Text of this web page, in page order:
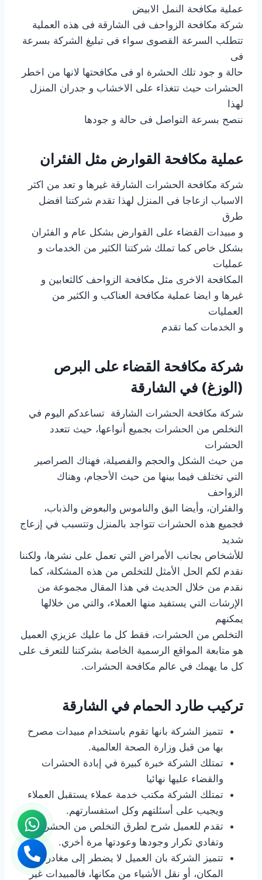
عملية مكافحة النمل الابيض
شركة مكافحة الزواحف فى الشارقة فى هذه العملية
تتطلب السرعة القصوى سواء فى تبليغ الشركة بسرعة
فى
حالة و جود تلك الحشرة او فى مكافحتها لانها من اخطر
الحشرات حيث تتغذاء على الاخشاب و جدران المنزل
لهذا
ننصح بسرعة التواصل فى حالة و جودها
عملية مكافحة القوارض مثل الفئران
شركة مكافحة الحشرات الشارقة غيرها و تعد من اكثر
الاسباب ازعاجا فى المنزل لهذا تقدم شركتنا افضل
طرق
و مبيدات القضاء على القوارض بشكل عام و الفئران
بشكل خاص كما تملك شركتنا الكثير من الخدمات و
عمليات
المكافحة الاخرى مثل مكافحة الزواحف كالثعابين و
غيرها و ايضا عملية مكافحة العناكب و الكثير من
العمليات
و الخدمات كما تقدم
شركة مكافحة القضاء على البرص
(الوزغ) في الشارقة
شركة مكافحة الحشرات الشارقة تساعدكم اليوم في
التخلص من الحشرات بجميع أنواعها، حيث تتعدد
الحشرات
من حيث الشكل والحجم والفصيلة، فهناك الصراصير
التي تختلف فيما بينها من حيث الأحجام، وهناك
الزواحف
والفئران، وأيضا البق والناموس والبعوض والذباب،
فجميع هذه الحشرات تتواجد بالمنزل وتتسبب في إزعاج
شديد
للأشخاص بجانب الأمراض التي تعمل على نشرها، ولكننا
نقدم لكم الحل الأمثل للتخلص من هذه المشكلة، كما
نقدم من خلال الحديث في هذا المقال مجموعة من
الإرشات التي يستفيد منها العملاء، والتي من خلالها
يمكنهم
التخلص من الحشرات، فقط كل ما عليك عزيزي العميل
هو متابعة المواقع الرسمية الخاصة بشركتنا للتعرف على
كل ما يهمك في عالم مكافحة الحشرات.
تركيب طارد الحمام في الشارقة
تتميز الشركة بانها تقوم باستخدام مبيدات مصرح
بها من قبل وزارة الصحة العالمية.
تمتلك الشركة خبرة كبيرة في إبادة الحشرات
والقضاء عليها نهائيا
تمتلك الشركة مكتب خدمة عملاء يستقبل العملاء
ويجيب على أسئلتهم وكل استفسارتهم.
تقدم للعميل شرح لطرق التخلص من الحشرات،
وتفادي تكرار وجودها وعودتها مرة أخري.
تتميز الشركة بان العميل لا يضطر إلى مغادرة
المكان، أو نقل الأشياء من مكانها، فالمبيدات غير